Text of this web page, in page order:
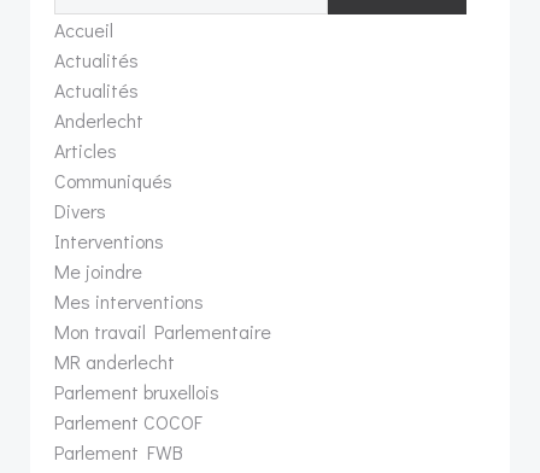
Accueil
Actualités
Actualités
Anderlecht
Articles
Communiqués
Divers
Interventions
Me joindre
Mes interventions
Mon travail Parlementaire
MR anderlecht
Parlement bruxellois
Parlement COCOF
Parlement FWB